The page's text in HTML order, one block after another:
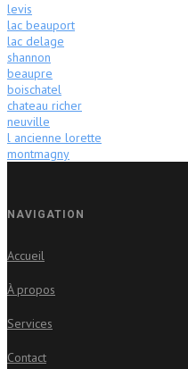
levis
lac beauport
lac delage
shannon
beaupre
boischatel
chateau richer
neuville
l ancienne lorette
montmagny
NAVIGATION
Accueil
À propos
Services
Contact